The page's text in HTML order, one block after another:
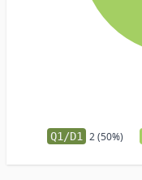
Q1/D1 2 (50%)